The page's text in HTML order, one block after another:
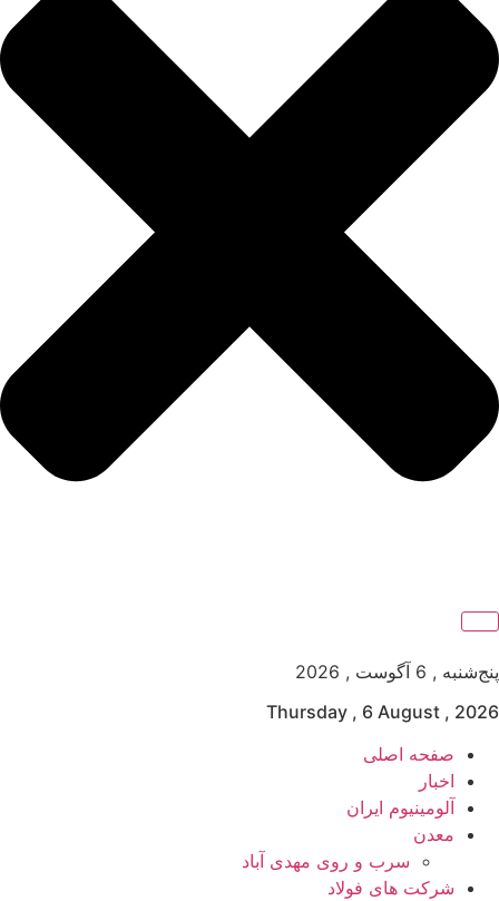
پنج‌شنبه , 6 آگوست , 2026
Thursday , 6 August , 2026
صفحه اصلی
اخبار
آلومینیوم ایران
معدن
سرب و روی مهدی آباد
شرکت های فولاد